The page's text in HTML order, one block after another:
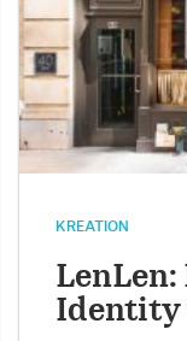
KREATION
Identity